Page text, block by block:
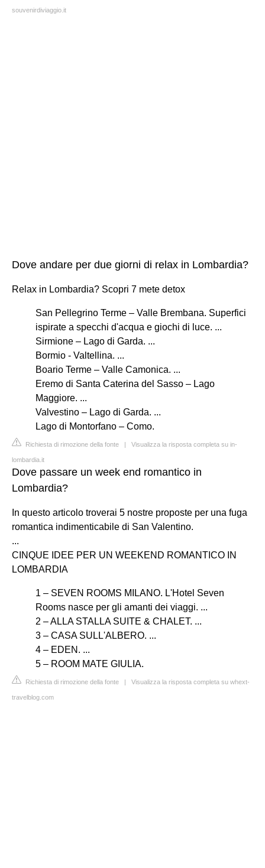
souvenirdiviaggio.it
Dove andare per due giorni di relax in Lombardia?
Relax in Lombardia? Scopri 7 mete detox
San Pellegrino Terme – Valle Brembana. Superfici
ispirate a specchi d'acqua e giochi di luce. ...
Sirmione – Lago di Garda. ...
Bormio - Valtellina. ...
Boario Terme – Valle Camonica. ...
Eremo di Santa Caterina del Sasso – Lago
Maggiore. ...
Valvestino – Lago di Garda. ...
Lago di Montorfano – Como.
Richiesta di rimozione della fonte | Visualizza la risposta completa su in-
lombardia.it
Dove passare un week end romantico in
Lombardia?
In questo articolo troverai 5 nostre proposte per una fuga
romantica indimenticabile di San Valentino.
...
CINQUE IDEE PER UN WEEKEND ROMANTICO IN
LOMBARDIA
1 – SEVEN ROOMS MILANO. L'Hotel Seven
Rooms nasce per gli amanti dei viaggi. ...
2 – ALLA STALLA SUITE & CHALET. ...
3 – CASA SULL'ALBERO. ...
4 – EDEN. ...
5 – ROOM MATE GIULIA.
Richiesta di rimozione della fonte | Visualizza la risposta completa su whext-
travelblog.com